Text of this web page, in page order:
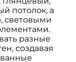
потолок, а
световыми
разные
создавая